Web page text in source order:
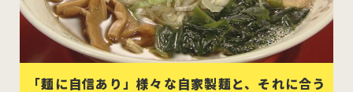
公式X
「麺に自信あり」様々な自家製麺と、それに合う